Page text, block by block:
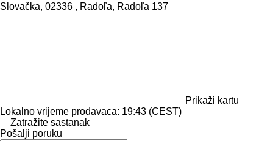
Slovačka, 02336 , Radoľa, Radoľa 137
Prikaži kartu
Lokalno vrijeme prodavaca: 19:43 (CEST)
Zatražite sastanak
Pošalji poruku